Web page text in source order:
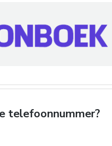
telefoonnummer?